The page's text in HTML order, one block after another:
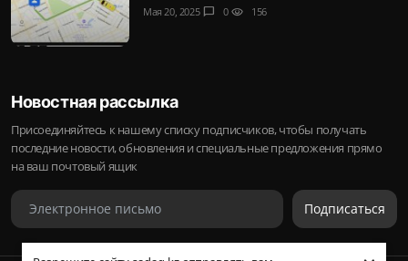
Мая 20, 2025 chat_bubble 0 visibility 156
Новостная рассылка
Присоединяйтесь к нашему списку подписчиков, чтобы получать
последние новости, обновления и специальные предложения прямо
на ваш почтовый ящик
Подписаться